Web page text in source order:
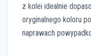
z kolei idealnie
oryginalnego koloru
naprawach